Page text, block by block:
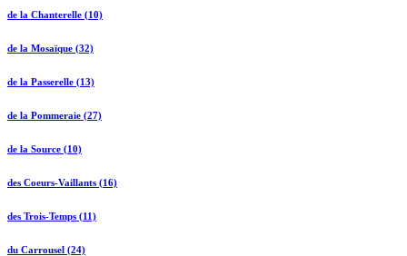
de la Chanterelle (10)
de la Mosaïque (32)
de la Passerelle (13)
de la Pommeraie (27)
de la Source (10)
des Coeurs-Vaillants (16)
des Trois-Temps (11)
du Carrousel (24)